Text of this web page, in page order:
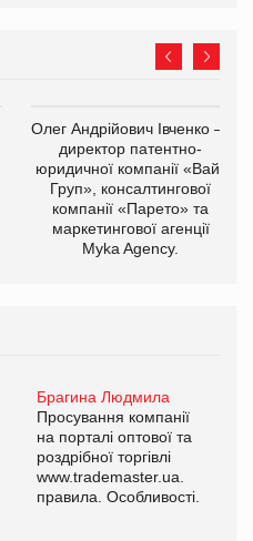
Олег Андрійович Івченко —
директор патентно-
юридичної компанії «Вайз
Груп», консалтингової
компанії «Парето» та
маркетингової агенції
Myka Agency.
Брагина Людмила
Просування компанії
на порталі оптової та
роздрібної торгівлі
www.trademaster.ua.
правила. Особливості.